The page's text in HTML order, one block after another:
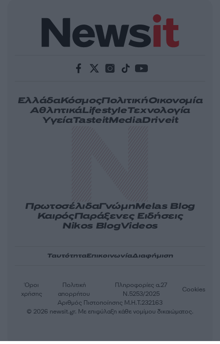
ΕλλάδαΚόσμοςΠολιτικήΟικονομία
ΑθλητικάLifestyleΤεχνολογία
ΥγείαTasteitMediaDriveit
ΠρωτοσέλιδαΓνώμηMelas Blog
ΚαιρόςΠαράξενες Ειδήσεις
Nikos BlogVideos
ΤαυτότηταΕπικοινωνίαΔιαφήμιση
Αριθμός Πιστοποίησης Μ.Η.Τ.232163
Όροι
χρήσης
Πολιτική
απορρήτου
Πληροφορίες α.27
Ν.5253/2025
Cookies
© 2026 newsit.gr. Με επιφύλαξη κάθε νομίμου δικαιώματος.